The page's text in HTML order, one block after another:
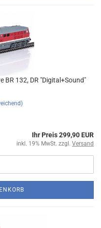
BR 132, DR "Digital+Sound"
Ihr Preis 299,90 EUR
inkl. 19% MwSt. zzgl. Versand